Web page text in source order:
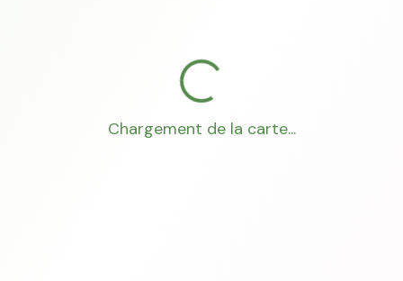
Chargement de la carte...